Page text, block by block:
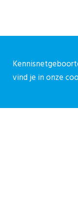
vind je in onze